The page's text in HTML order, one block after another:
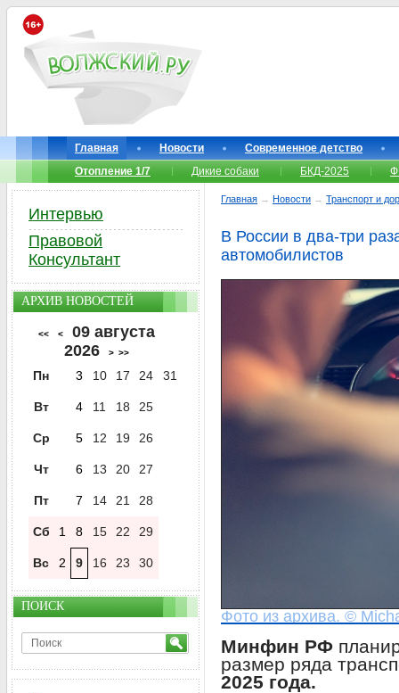
Главная Новости
Современное детство
Отопление 1/7
Дикие собаки БКД-2025
Главная → Новости → Транспорт и
В России в два-три
автомобилистов
Фото из архива. ©
Минфин РФ
размер ряда
2025 года.
Интервью
Правовой
Консультант
АРХИВ НОВОСТЕЙ
<< <
09 августа
2026
> >>
Пн 3 10 17 24 31
Вт 4 11 18 25
Ср 5 12 19 26
Чт 6 13 20 27
Пт 7 14 21 28
Сб 1 8 15 22 29
Вс 2 9 16 23 30
ПОИСК